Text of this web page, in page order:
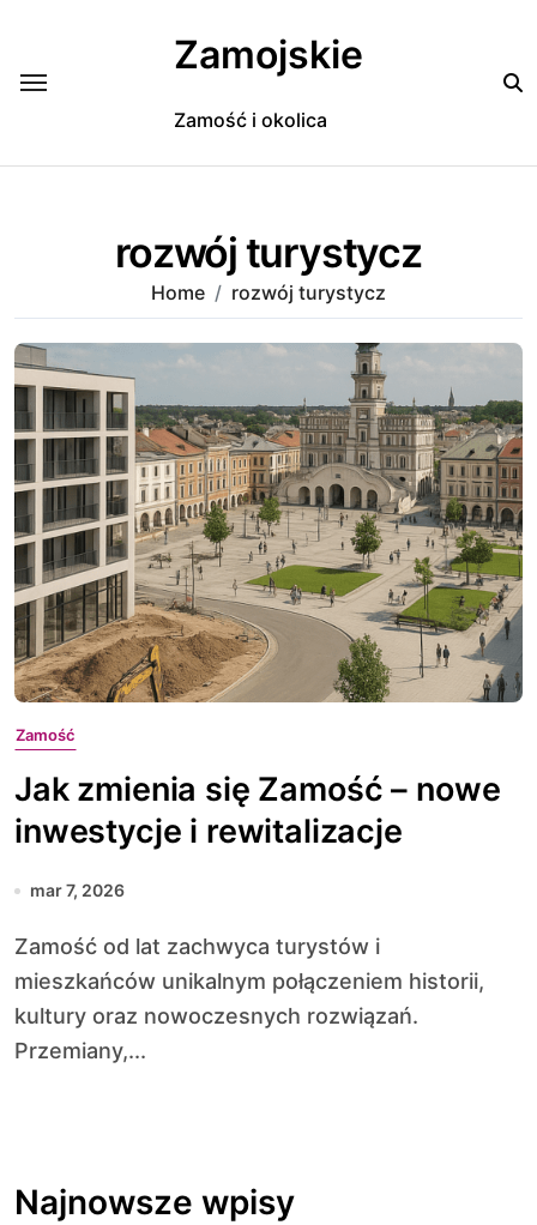
Zamojskie
Zamość i okolica
rozwój turystycz
Home rozwój turystycz
Zamość
Jak zmienia się Zamość – nowe
inwestycje i rewitalizacje
mar 7, 2026
Zamość od lat zachwyca turystów i
mieszkańców unikalnym połączeniem historii,
kultury oraz nowoczesnych rozwiązań.
Przemiany,...
Najnowsze wpisy